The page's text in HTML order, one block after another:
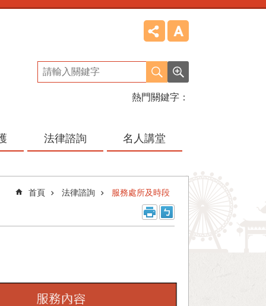
熱門關鍵字
法律諮詢 名人講堂
首頁 法律諮詢 服務處所及時段